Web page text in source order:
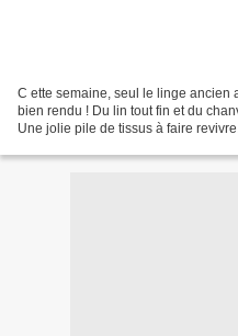
C ette semaine, seul le linge ancien
bien rendu ! Du lin tout fin et du
Une jolie pile de tissus à faire